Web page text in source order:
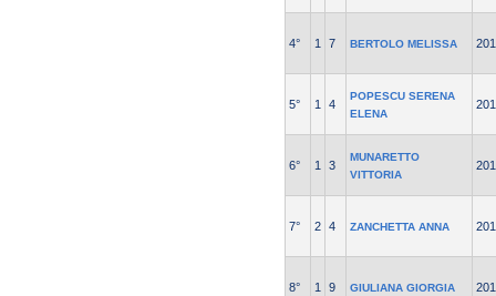
4° 1 7 BERTOLO MELISSA
5° 1 4
POPESCU SERENA
ELENA
6° 1 3
MUNARETTO
VITTORIA
7° 2 4 ZANCHETTA ANNA
8° 1 9 GIULIANA GIORGIA